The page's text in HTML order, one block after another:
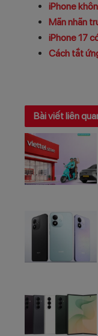
iPhone
Mãn nhãn
iPhone 17
Cách tắt
Bài viết liên